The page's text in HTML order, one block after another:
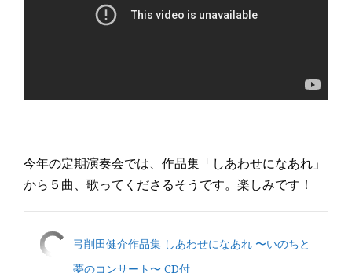
今年の定期演奏会では、作品集「しあわせになあれ」
から５曲、歌ってくださるそうです。楽しみです！
弓削田健介作品集 しあわせになあれ 〜いのちと
夢のコンサート〜 CD付